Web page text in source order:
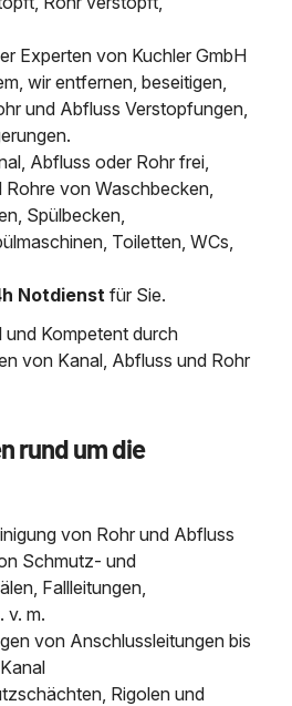
Experten von Kuchler GmbH
wir entfernen, beseitigen,
und Abfluss Verstopfungen,
Abfluss oder Rohr frei,
von Waschbecken,
Spülbecken,
Toiletten, WCs,
Notdienst für Sie.
und Kompetent durch
von Kanal, Abfluss und Rohr
rund um die
von Rohr und Abfluss
Schmutz- und
Fallleitungen,
v. m.
von Anschlussleitungen bis
Rigolen und